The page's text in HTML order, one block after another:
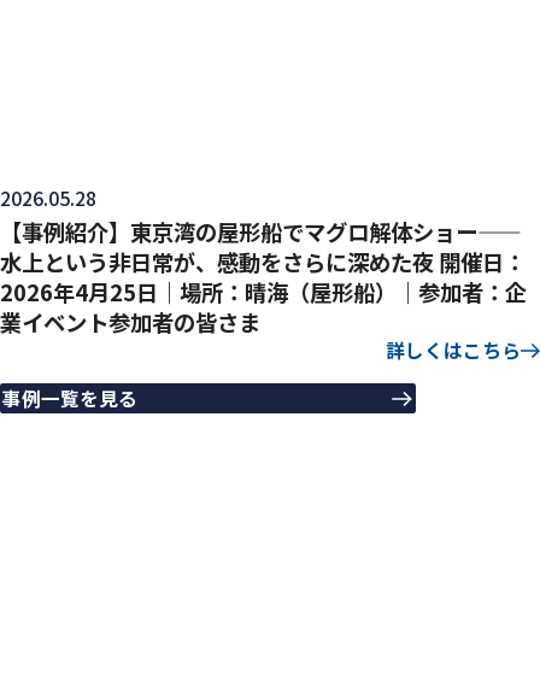
2026.05.28
【事例紹介】東京湾の屋形船でマグロ解体ショー——
水上という非日常が、感動をさらに深めた夜 開催日：
2026年4月25日｜場所：晴海（屋形船）｜参加者：企
業イベント参加者の皆さま
詳しくはこちら
事例一覧を見る